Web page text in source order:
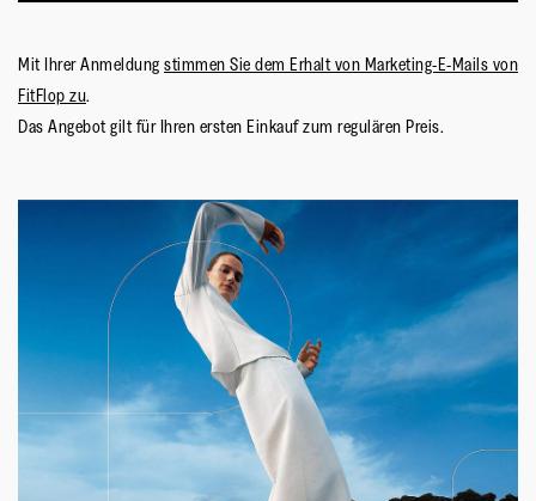
Mit Ihrer Anmeldung stimmen Sie dem Erhalt von Marketing-E-Mails von
FitFlop zu.
Das Angebot gilt für Ihren ersten Einkauf zum regulären Preis.